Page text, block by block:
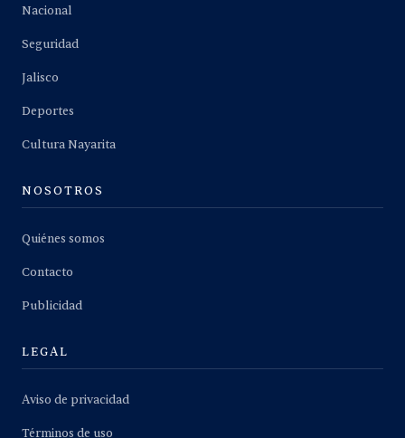
Nacional
Seguridad
Jalisco
Deportes
Cultura Nayarita
NOSOTROS
Quiénes somos
Contacto
Publicidad
LEGAL
Aviso de privacidad
Términos de uso